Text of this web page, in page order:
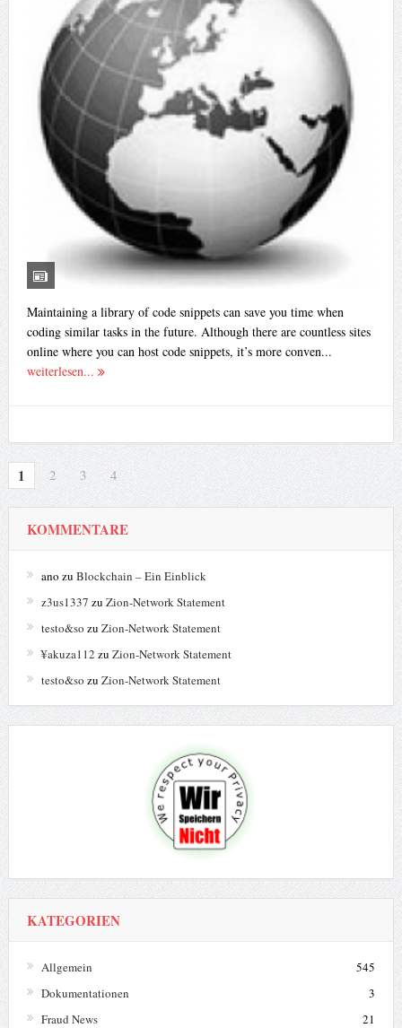
Maintaining a library of code snippets can save you time when
coding similar tasks in the future. Although there are countless sites
online where you can host code snippets, it’s more conven...
weiterlesen...
1 2 3 4
KOMMENTARE
ano zu Blockchain – Ein Einblick
z3us1337 zu Zion-Network Statement
testo&so zu Zion-Network Statement
¥akuza112 zu Zion-Network Statement
testo&so zu Zion-Network Statement
KATEGORIEN
Allgemein
545
Dokumentationen
3
Fraud News
21